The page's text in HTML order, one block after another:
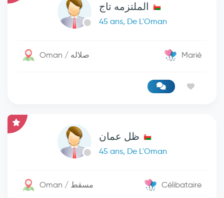
الملتزمه تاج
45 ans, De L'Oman
Oman / صلاله Marié
ظل عمان
45 ans, De L'Oman
Oman / مسقط Célibataire